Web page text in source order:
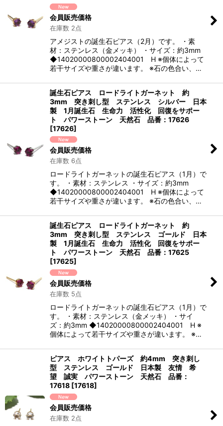
会員販売価格
在庫数 2点
アメジストの誕生石ピアス（2月）です。 ・素
材：ステンレス（金メッキ） ・サイズ：約3mm
◆14020000800002404001 H ※個体によって
若干サイズや重さが違います。 ※石の色合い、…
誕生石ピアス ロードライトガーネット 約
3mm 突き刺し型 ステンレス シルバー 日本
製 1月誕生石 生命力 活性化 回復をサポー
ト パワーストーン 天然石 品番：17626
[17626]
会員販売価格
在庫数 6点
ロードライトガーネットの誕生石ピアス（1月）で
す。 ・素材：ステンレス ・サイズ：約3mm
◆14020000800002404001 H ※個体によって
若干サイズや重さが違います。 ※石の色合い、…
誕生石ピアス ロードライトガーネット 約
3mm 突き刺し型 ステンレス ゴールド 日本
製 1月誕生石 生命力 活性化 回復をサポー
ト パワーストーン 天然石 品番：17625
[17625]
会員販売価格
在庫数 5点
ロードライトガーネットの誕生石ピアス（1月）で
す。 ・素材：ステンレス（金メッキ） ・サイ
ズ：約3mm ◆14020000800002404001 H ※
個体によって若干サイズや重さが違います。 ※…
ピアス ホワイトトパーズ 約4mm 突き刺し
型 ステンレス ゴールド 日本製 友情 希
望 誠実 パワーストーン 天然石 品番：
17618 [17618]
会員販売価格
在庫数 2点